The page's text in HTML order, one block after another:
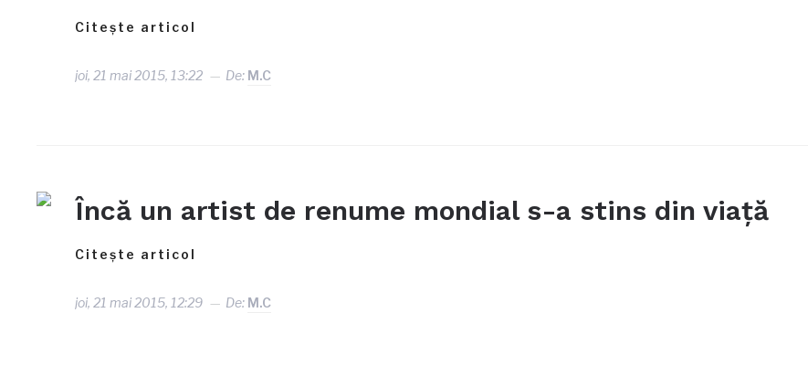
Citește articol
joi, 21 mai 2015, 13:22 De: M.C
Încă un artist de renume mondial s-a stins din viață
Citește articol
joi, 21 mai 2015, 12:29 De: M.C